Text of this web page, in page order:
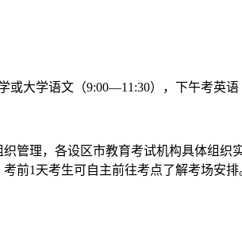
或大学语文（9:00—11:30），下午考英语
管理，各设区市教育考试机构具体组织
前1天考生可自主前往考点了解考场安排